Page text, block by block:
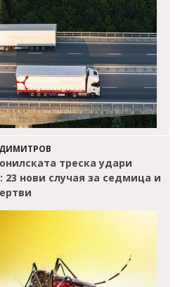
треска удари
23 нови случая за седмица и